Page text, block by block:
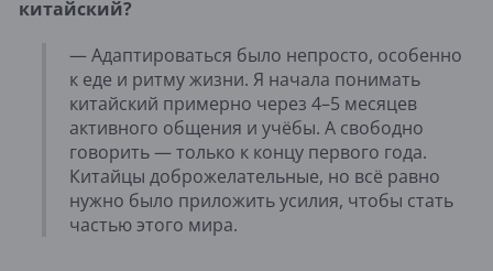
китайский?
— Адаптироваться было непросто, особенно
к еде и ритму жизни. Я начала понимать
китайский примерно через 4–5 месяцев
активного общения и учёбы. А свободно
говорить — только к концу первого года.
Китайцы доброжелательные, но всё равно
нужно было приложить усилия, чтобы стать
частью этого мира.